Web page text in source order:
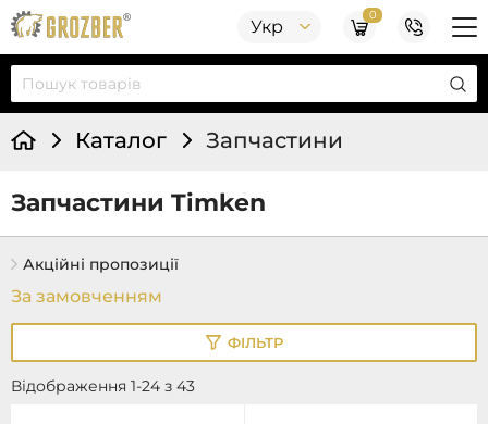
Укр
0
Каталог Запчастини
Запчастини Timken
Акційні пропозиції
Відображення 1-24 з 43
ФІЛЬТР